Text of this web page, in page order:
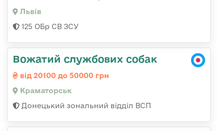
Львів
125 ОБр СВ ЗСУ
Вожатий службових собак
від 20100 до 50000 грн
Краматорськ
Донецький зональний відділ ВСП